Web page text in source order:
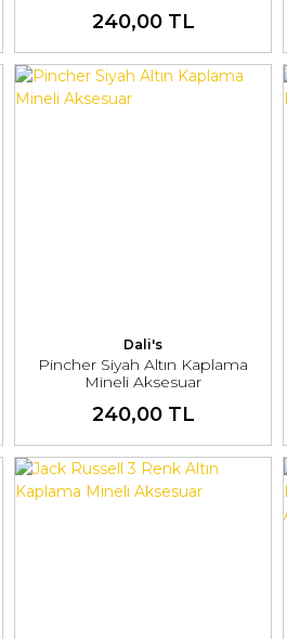
240,00 TL
Dali's
Pincher Siyah Altın Kaplama
Mineli Aksesuar
240,00 TL